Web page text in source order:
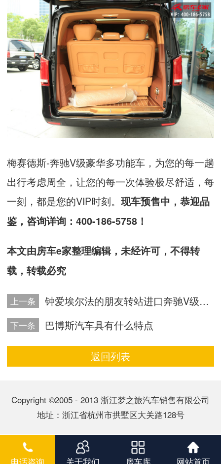
梅赛德斯-奔驰V级豪华多功能车，为您的每一趟
出行考虑周全，让您的每一次体验极尽舒适，每
一刻，都是您的VIP时刻。现车预售中，恭迎品
鉴，咨询详询： 400-186-5758 ！
本文由房车e家整理编辑，未经许可，不得转
载，转载必究
上一条 钟爱埃尔法的朋友转站进口奔驰V级D5巴博斯版
下一条 巴博斯汽车具有什么特点
返回列表
Copyright ©2005 - 2013 浙江梦之旅汽车销售有限公司
地址：浙江省杭州市拱墅区大关路128号
电话咨询 关于我们 房车库 网站首页